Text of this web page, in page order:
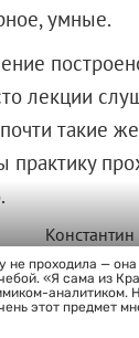
умные.
лекции
такие
практику
проходила —
«Я сама из
этот предмет